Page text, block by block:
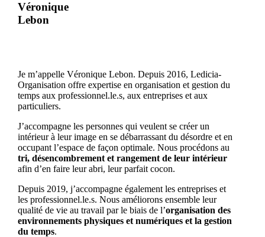
Véronique
Lebon
Je m’appelle Véronique Lebon. Depuis 2016, Ledicia-
Organisation offre expertise en organisation et gestion du
temps aux professionnel.le.s, aux entreprises et aux
particuliers.
J’accompagne les personnes qui veulent se créer un
intérieur à leur image en se débarrassant du désordre et en
occupant l’espace de façon optimale. Nous procédons au
tri, désencombrement et rangement de leur intérieur
afin d’en faire leur abri, leur parfait cocon.
Depuis 2019, j’accompagne également les entreprises et
les professionnel.le.s. Nous améliorons ensemble leur
qualité de vie au travail par le biais de l’organisation des
environnements physiques et numériques et la gestion
du temps.